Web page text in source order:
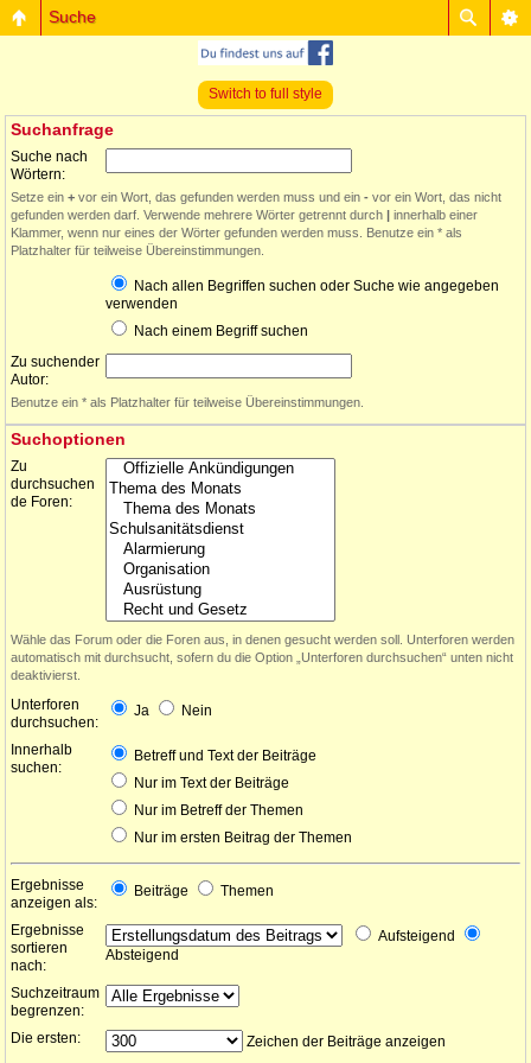
Suche
Switch to full style
Suchanfrage
Suche nach
Wörtern:
Setze ein + vor ein Wort, das gefunden werden muss und ein - vor ein Wort, das nicht
gefunden werden darf. Verwende mehrere Wörter getrennt durch | innerhalb einer
Klammer, wenn nur eines der Wörter gefunden werden muss. Benutze ein * als
Platzhalter für teilweise Übereinstimmungen.
Nach allen Begriffen suchen oder Suche wie angegeben
verwenden
Nach einem Begriff suchen
Zu suchender
Autor:
Benutze ein * als Platzhalter für teilweise Übereinstimmungen.
Suchoptionen
Zu
durchsuchen
de Foren:
Wähle das Forum oder die Foren aus, in denen gesucht werden soll. Unterforen werden
automatisch mit durchsucht, sofern du die Option „Unterforen durchsuchen“ unten nicht
deaktivierst.
Unterforen
durchsuchen:
Ja Nein
Innerhalb
suchen:
Betreff und Text der Beiträge
Nur im Text der Beiträge
Nur im Betreff der Themen
Nur im ersten Beitrag der Themen
Ergebnisse
anzeigen als:
Beiträge Themen
Ergebnisse
sortieren
nach:
Aufsteigend
Absteigend
Suchzeitraum
begrenzen:
Die ersten:
Zeichen der Beiträge anzeigen